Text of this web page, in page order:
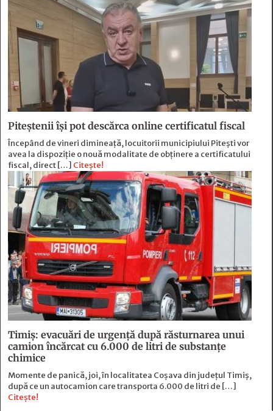
Piteștenii își pot descărca online certificatul fiscal
Începând de vineri dimineață, locuitorii municipiului Pitești vor
avea la dispoziție o nouă modalitate de obținere a certificatului
fiscal, direct […] Citește!
Timiș: evacuări de urgență după răsturnarea unui
camion încărcat cu 6.000 de litri de substanțe
chimice
Momente de panică, joi, în localitatea Coșava din județul Timiș,
după ce un autocamion care transporta 6.000 de litri de […]
Citește!